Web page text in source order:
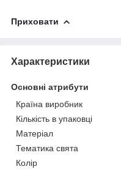
Приховати
Характеристики
Основні атрибути
Країна виробник
Кількість в упаковці
Матеріал
Тематика свята
Колір